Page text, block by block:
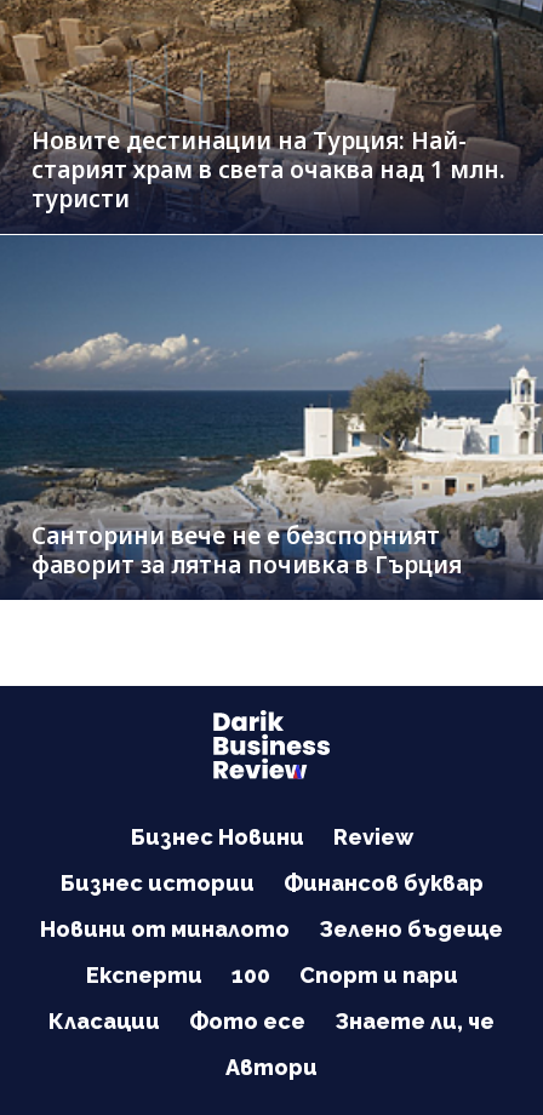
Новите дестинации на Турция: Най-
старият храм в света очаква над 1 млн.
туристи
Санторини вече не е безспорният
фаворит за лятна почивка в Гърция
Бизнес Новини
Review
Бизнес истории
Финансов буквар
Новини от миналото
Зелено бъдеще
Експерти
100
Спорт и пари
Класации
Фото есе
Знаете ли, че
Автори